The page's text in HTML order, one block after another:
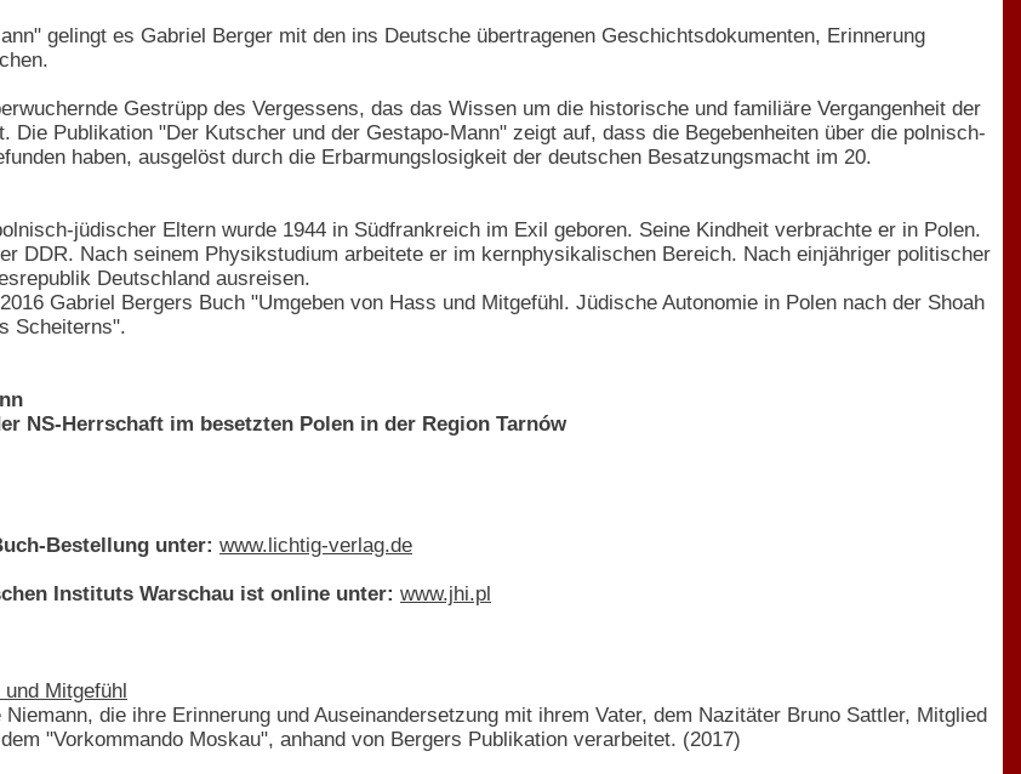
gelingt es Gabriel Berger mit den ins Deutsche übertragenen Geschichtsdokumenten, Erinnerung
Gestrüpp des Vergessens, das das Wissen um die historische und familiäre Vergangenheit der
Die Publikation "Der Kutscher und der Gestapo-Mann" zeigt auf, dass die Begebenheiten über die polnisch-
haben, ausgelöst durch die Erbarmungslosigkeit der deutschen Besatzungsmacht im 20.
jüdischer Eltern wurde 1944 in Südfrankreich im Exil geboren. Seine Kindheit verbrachte er in Polen.
DDR. Nach seinem Physikstudium arbeitete er im kernphysikalischen Bereich. Nach einjähriger politischer
Deutschland ausreisen.
Gabriel Bergers Buch "Umgeben von Hass und Mitgefühl. Jüdische Autonomie in Polen nach der Shoah
Scheiterns".
NS-Herrschaft im besetzten Polen in der Region Tarnów
Bestellung unter: www.lichtig-verlag.de
Instituts Warschau ist online unter: www.jhi.pl
Mitgefühl
die ihre Erinnerung und Auseinandersetzung mit ihrem Vater, dem Nazitäter Bruno Sattler, Mitglied
"Vorkommando Moskau", anhand von Bergers Publikation verarbeitet. (2017)